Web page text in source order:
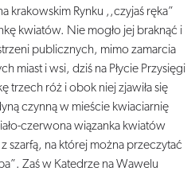
krakowskim Rynku ,,czyjaś ręka”
kwiatów. Nie mogło jej braknąć i
publicznych, mimo zamarcia
miast i wsi, dziś na Płycie Przysięgi
trzech róż i obok niej zjawiła się
czynną w mieście kwiaciarnię
czerwona wiązanka kwiatów
szarfą, na której można przeczytać
Zaś w Katedrze na Wawelu